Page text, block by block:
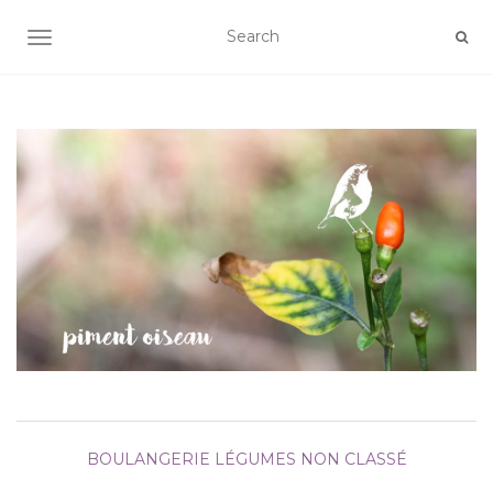
AFFICHER/MASQUER LA NAVIGATION
BOULANGERIE LÉGUMES NON CLASSÉ